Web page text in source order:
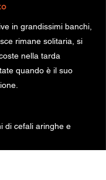
in grandissimi banchi,
rimane solitaria, si
nella tarda
quando è il suo
di cefali aringhe e